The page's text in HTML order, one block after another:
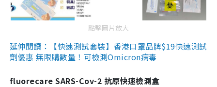
點擊圖片放大
延伸閱讀：【快速測試套裝】香港口罩品牌$19快速測試
劑優惠 無限購數量！可檢測Omicron病毒
fluorecare SARS-Cov-2 抗原快速檢測盒